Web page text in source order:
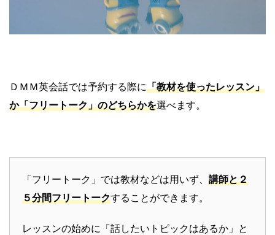
ＤＭＭ英会話では予約する際に「教材を使ったレッスン」
か「フリートーク」のどちらかを選べます。
「フリートーク」では教材などは用いず、 講師と２
５分間フリートークすることができます。
レッスンの始めに「話したいトピックはあるか」と